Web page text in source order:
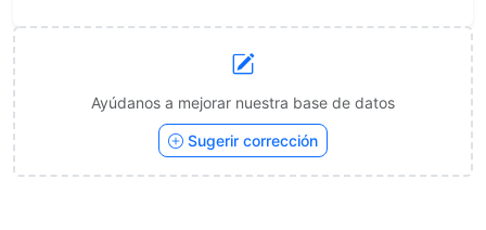
Ayúdanos a mejorar nuestra base de datos
Sugerir corrección